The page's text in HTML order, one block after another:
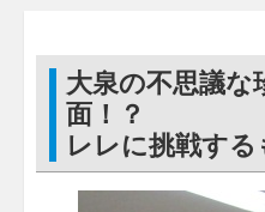
大泉の不思議な
面
レレに挑戦する